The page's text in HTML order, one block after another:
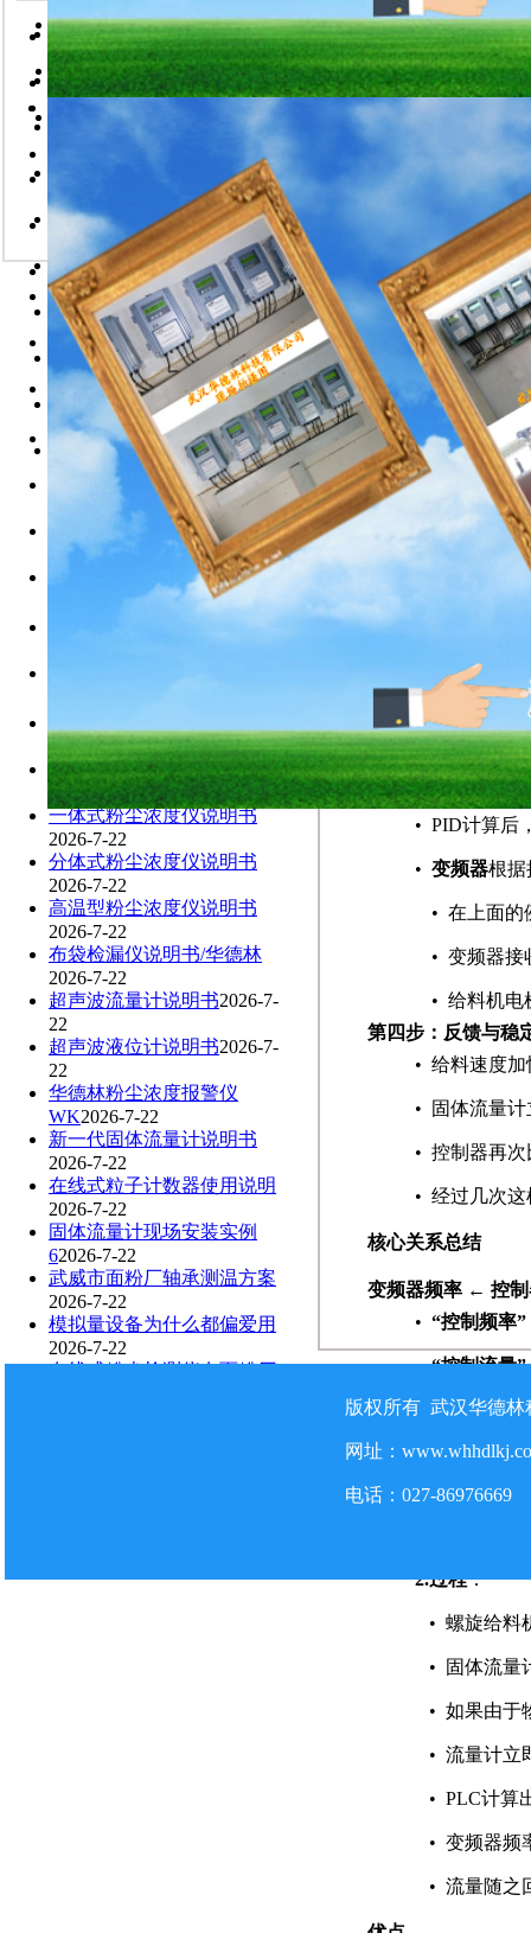
1.给料设备：
2.变频器
：
控制器（
工作流程（闭环控
这是一个典型的
第一步：设定与测
• 操作人员在
•
固体流量
第二步：比较与计
• 控制器将接
偏差 =
例如：
比例（P
• 积分（I）
• 微分（D
第三步：输出与执
• PID计算后
• 变频器根据
• 在上面的
• 变频器接
• 给料机电
第四步：反馈与稳
• 给料速度
• 固体流量
• 控制器再次
• 经过几次这
核心关系总结
变频器频率 ← 控
• “控制频率”
• “控制流量”
• 固体流量计
举例说明：螺旋秤
假设一个粉煤灰输
2.过程：
• 螺旋给料
• 固体流量
• 如果由于
• 流量计立
• PLC计算
• 变频器频
• 流量随之
7-22
手持式粉尘检测仪说明书
2026-7-22
在线式粉尘检测仪2026-7-22
便携式粉尘检测仪说明书
2026-7-22
便携式气体检测仪说明书
2026-7-22
便携式分车浓度仪WKD-
2026-7-22
粉尘监控系统2026-7-22
在线式粉尘检测仪（带温湿
2026-7-22
旋进旋涡流量计说明书/武
2026-7-22
手持式粉尘检测仪说明书
（2026-7-22
一般那些环境下需要使用粉
手持式粉尘检测仪说明书
便携式粉尘检测仪说明书
2026-7-22
在线式粉尘检测仪说明书
2026-7-22
高精度粉尘检测仪说明书
2026-7-22
防爆型粉尘检测仪说明书
2026-7-22
一体式粉尘浓度仪说明书
2026-7-22
分体式粉尘浓度仪说明书
2026-7-22
高温型粉尘浓度仪说明书
2026-7-22
布袋检漏仪说明书/华德林
2026-7-22
超声波流量计说明书2026-7-
22
超声波液位计说明书2026-7-
22
华德林粉尘浓度报警仪
WK2026-7-22
新一代固体流量计说明书
2026-7-22
在线式粒子计数器使用说明
2026-7-22
固体流量计现场安装实例
62026-7-22
武威市面粉厂轴承测温方案
2026-7-22
模拟量设备为什么都偏爱用
2026-7-22
在线式粉尘检测仪在面粉厂
手持式粉尘检测仪技术说明
2026-7-22
固体流量计技术说明-武汉
2026-7-22
便携式粉尘浓度检测仪技术
便携式粉尘浓度仪/武汉华
2026-7-22
手持粉尘浓度仪/武汉华德
2026-7-22
一体式粉尘浓度检测仪-武
防爆型粉尘检测仪/武汉华
2026-7-22
分体式粉尘浓度仪/武汉华
2026-7-22
防爆型粉尘检测仪的技术说
2026-7-22
便携式粉尘检测仪技术说明
2026-7-22
手持式粉尘检测仪技术说明
2026-7-22
固体流量计技术说明-武汉
2026-7-22
便携式粉尘浓度检测仪技术
2026-7-22
版权所有 武汉华德
网址：
电话：027-